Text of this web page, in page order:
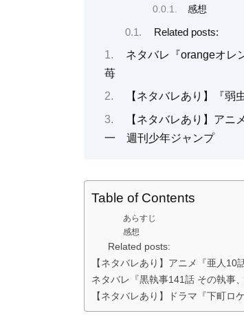
感想
Related posts:
ネタバレ『orangeオ
苺
【ネタバレあり】『
【ネタバレあり】ア
一 週刊少年ジャンプ
Table of Contents
あらすじ
感想
Related posts:
【ネタバレあり】アニメ『亜人
ネタバレ『黒執事141話 その執事
【ネタバレあり】ドラマ『下町